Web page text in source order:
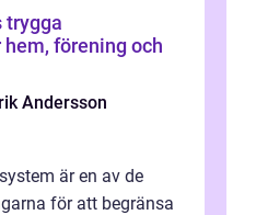
förening och
Andersson
är en av de
för att begränsa